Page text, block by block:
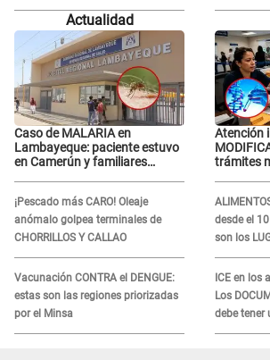
necesitar tu prueba de ADN
Tinelli en
Actualidad
Caso de MALARIA en
Lambayeque: paciente estuvo
en Camerún y familiares
¡Pescado más CARO! Oleaje
anómalo golpea terminales de
CHORRILLOS Y CALLAO
Vacunación CONTRA el DENGUE:
estas son las regiones priorizadas
por el Minsa
Atención
trámites
desde el
son los
recibir la
ICE en los
Los
debe tener